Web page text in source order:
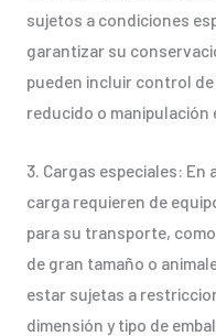
sujetos a condiciones
garantizar su
pueden incluir control
reducido o manipulación
3. Cargas especiales:
carga requieren de
para su transporte,
de gran tamaño o
estar sujetas a
dimensión y tipo de